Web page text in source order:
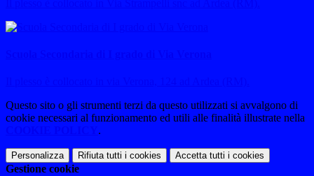
Questo sito o gli strumenti terzi da questo utilizzati si avvalgono di
cookie necessari al funzionamento ed utili alle finalità illustrate nella
.
Personalizza Rifiuta tutti i cookies Accetta tutti i cookies
Gestione cookie